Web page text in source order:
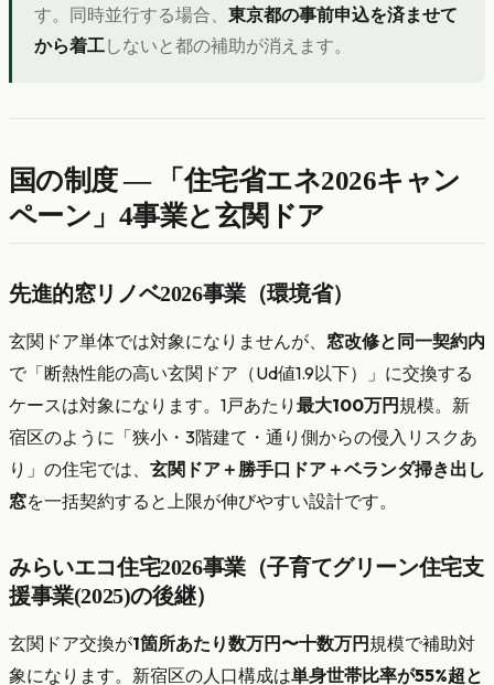
す。同時並行する場合、 東京都の事前申込を済ませて
から着工しないと都の補助が消えます。
国の制度 — 「住宅省エネ2026キャン
ペーン」4事業と玄関ドア
先進的窓リノベ2026事業（環境省）
玄関ドア単体では対象になりませんが、 窓改修と同一契約内
で「断熱性能の高い玄関ドア（Ud値1.9以下）」に交換する
ケースは対象になります。1戸あたり 最大100万円 規模。新
宿区のように「狭小・3階建て・通り側からの侵入リスクあ
り」の住宅では、 玄関ドア＋勝手口ドア＋ベランダ掃き出し
窓を一括契約すると上限が伸びやすい設計です。
みらいエコ住宅2026事業（子育てグリーン住宅支
援事業(2025)の後継）
玄関ドア交換が1箇所あたり数万円〜十数万円 規模で補助対
象になります。新宿区の人口構成は単身世帯比率が55%超と